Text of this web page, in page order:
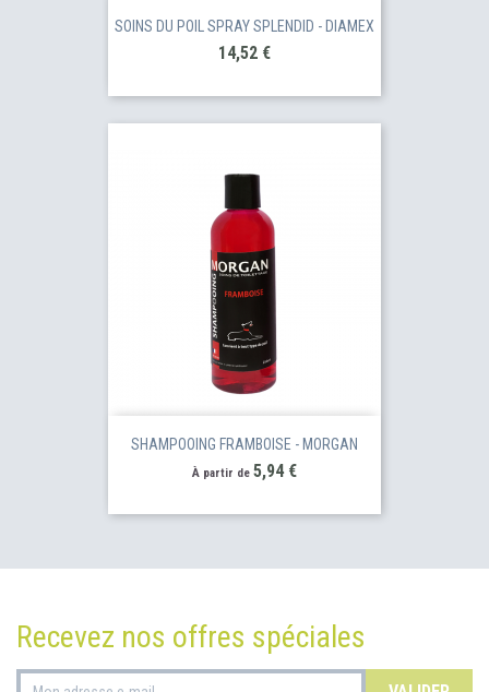
SOINS DU POIL SPRAY SPLENDID - DIAMEX
Prix
14,52 €
SHAMPOOING FRAMBOISE - MORGAN
À partir de Prix
5,94 €
Recevez nos offres spéciales